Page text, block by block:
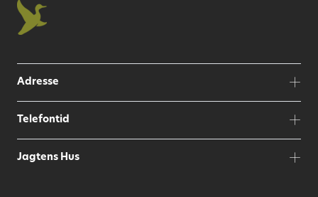
Adresse
Telefontid
Jagtens Hus